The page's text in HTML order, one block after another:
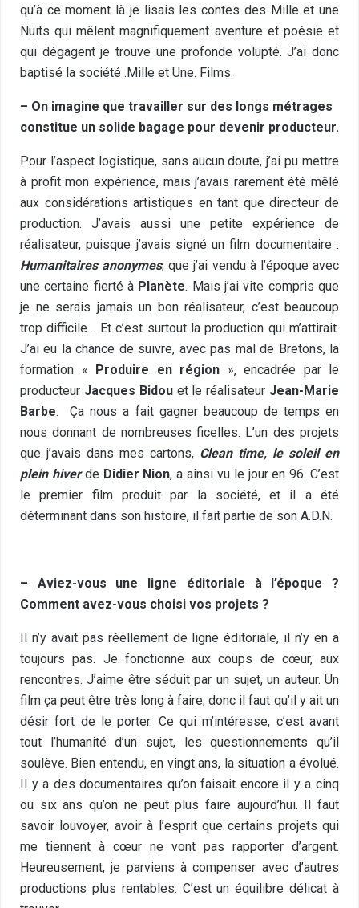
qu’à ce moment là je lisais les contes des Mille et une
Nuits qui mêlent magnifiquement aventure et poésie et
qui dégagent je trouve une profonde volupté. J’ai donc
baptisé la société .Mille et Une. Films.
– On imagine que travailler sur des longs métrages
constitue un solide bagage pour devenir producteur.
Pour l’aspect logistique, sans aucun doute, j’ai pu mettre
à profit mon expérience, mais j’avais rarement été mêlé
aux considérations artistiques en tant que directeur de
production. J’avais aussi une petite expérience de
réalisateur, puisque j’avais signé un film documentaire :
Humanitaires anonymes, que j’ai vendu à l’époque avec
une certaine fierté à Planète. Mais j’ai vite compris que
je ne serais jamais un bon réalisateur, c’est beaucoup
trop difficile… Et c’est surtout la production qui m’attirait.
J’ai eu la chance de suivre, avec pas mal de Bretons, la
formation « Produire en région », encadrée par le
producteur Jacques Bidouet le réalisateur Jean-Marie
Barbe. Ça nous a fait gagner beaucoup de temps en
nous donnant de nombreuses ficelles. L’un des projets
que j’avais dans mes cartons, Clean time, le soleil en
plein hiverde Didier Nion, a ainsi vu le jour en 96. C’est
le premier film produit par la société, et il a été
déterminant dans son histoire, il fait partie de son A.D.N.
– Aviez-vous une ligne éditoriale à l’époque ?
Comment avez-vous choisi vos projets ?
Il n’y avait pas réellement de ligne éditoriale, il n’y en a
toujours pas. Je fonctionne aux coups de cœur, aux
rencontres. J’aime être séduit par un sujet, un auteur. Un
film ça peut être très long à faire, donc il faut qu’il y ait un
désir fort de le porter. Ce qui m’intéresse, c’est avant
tout l’humanité d’un sujet, les questionnements qu’il
soulève. Bien entendu, en vingt ans, la situation a évolué.
Il y a des documentaires qu’on faisait encore il y a cinq
ou six ans qu’on ne peut plus faire aujourd’hui. Il faut
savoir louvoyer, avoir à l’esprit que certains projets qui
me tiennent à cœur ne vont pas rapporter d’argent.
Heureusement, je parviens à compenser avec d’autres
productions plus rentables. C’est un équilibre délicat à